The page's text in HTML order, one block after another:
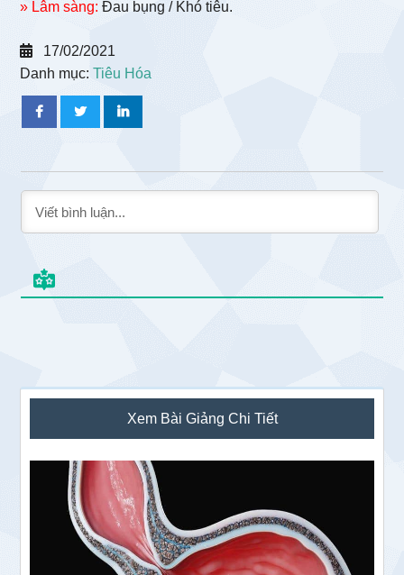
» Lâm sàng: Đau bụng / Khó tiêu.
17/02/2021
Danh mục:Tiêu Hóa
Sidebar
chính
Xem Bài Giảng Chi Tiết